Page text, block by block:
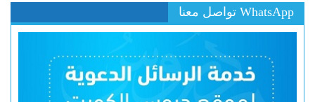
WhatsApp تواصل معنا